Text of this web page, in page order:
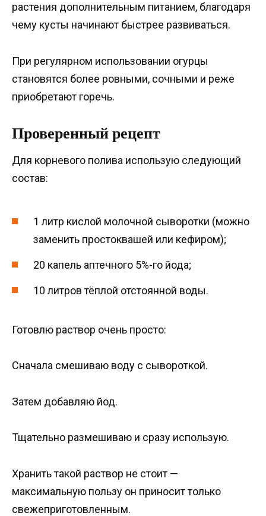
растения дополнительным питанием, благодаря
чему кусты начинают быстрее развиваться.
При регулярном использовании огурцы
становятся более ровными, сочными и реже
приобретают горечь.
Проверенный рецепт
Для корневого полива использую следующий
состав:
1 литр кислой молочной сыворотки (можно
заменить простоквашей или кефиром);
20 капель аптечного 5%-го йода;
10 литров тёплой отстоянной воды.
Готовлю раствор очень просто:
Сначала смешиваю воду с сывороткой.
Затем добавляю йод.
Тщательно размешиваю и сразу использую.
Хранить такой раствор не стоит —
максимальную пользу он приносит только
свежеприготовленным.